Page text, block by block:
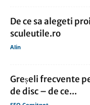
De ce sa alegeti
sculeutile.ro
Alin
Greșeli frecvente
de disc – de ce...